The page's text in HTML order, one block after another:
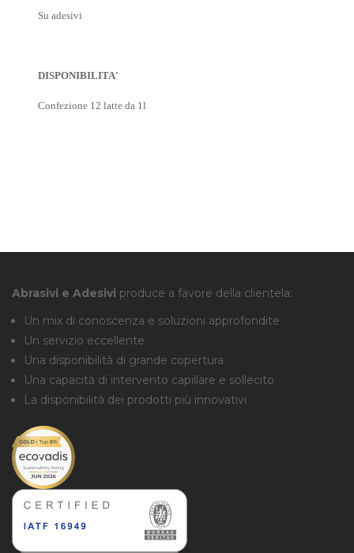
Su adesivi
DISPONIBILITA'
Confezione 12 latte da 1l
Abrasivi e Adesivi produce a favore della clientela:
Un mix di conoscenza e soluzioni approfondite
Un servizio eccellente
Una disponibilità di grande copertura
Una capacità di intervento capillare e sollecito
La disponibilità dei prodotti più innovativi